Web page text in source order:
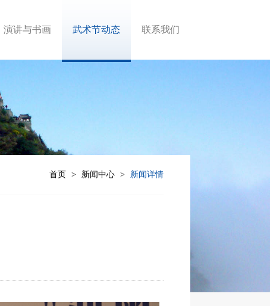
演讲与书画 武术节动态 联系我们
首页 > 新闻中心 > 新闻详情